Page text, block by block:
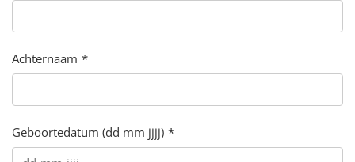
Achternaam
Geboortedatum (dd mm jjjj)